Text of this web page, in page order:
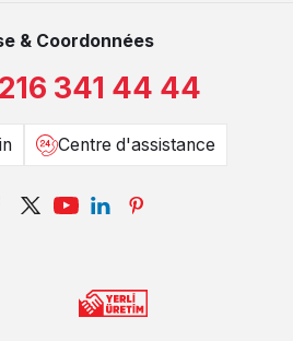
& Coordonnées
341 44 44
Centre d'assistance